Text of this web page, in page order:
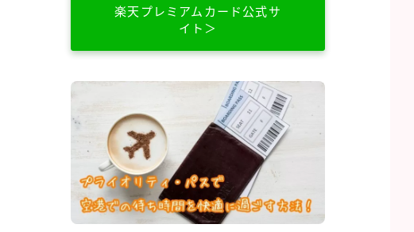
楽天プレミアムカード公式サ
イト＞